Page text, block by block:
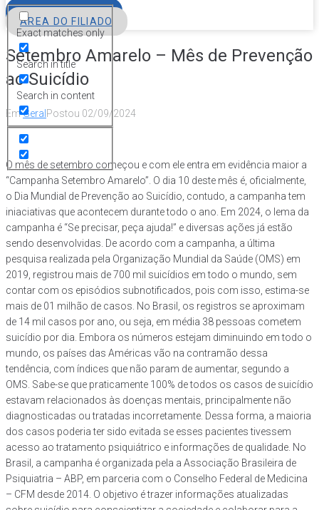
Exact matches only
Search in title
Search in content
ÁREA DO FILIADO
Setembro Amarelo – Mês de Prevenção
ao Suicídio
EmGeral Postou 02/09/2024
O mês de setembro começou e com ele entra em evidência maior a
“Campanha Setembro Amarelo”. O dia 10 deste mês é, oficialmente,
o Dia Mundial de Prevenção ao Suicídio, contudo, a campanha tem
iniaciativas que acontecem durante todo o ano. Em 2024, o lema da
campanha é “Se precisar, peça ajuda!” e diversas ações já estão
sendo desenvolvidas. De acordo com a campanha, a última
pesquisa realizada pela Organização Mundial da Saúde (OMS) em
2019, registrou mais de 700 mil suicídios em todo o mundo, sem
contar com os episódios subnotificados, pois com isso, estima-se
mais de 01 milhão de casos. No Brasil, os registros se aproximam
de 14 mil casos por ano, ou seja, em média 38 pessoas cometem
suicídio por dia. Embora os números estejam diminuindo em todo o
mundo, os países das Américas vão na contramão dessa
tendência, com índices que não param de aumentar, segundo a
OMS. Sabe-se que praticamente 100% de todos os casos de suicídio
estavam relacionados às doenças mentais, principalmente não
diagnosticadas ou tratadas incorretamente. Dessa forma, a maioria
dos casos poderia ter sido evitada se esses pacientes tivessem
acesso ao tratamento psiquiátrico e informações de qualidade. No
Brasil, a campanha é organizada pela a Associação Brasileira de
Psiquiatria – ABP, em parceria com o Conselho Federal de Medicina
– CFM desde 2014. O objetivo é trazer informações atualizadas